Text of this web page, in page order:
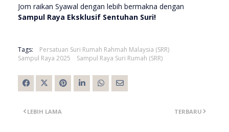
Jom raikan Syawal dengan lebih bermakna dengan
Sampul Raya Eksklusif Sentuhan Suri!
Tags:
Persatuan Suri Rumah Rahmah Malaysia (SRR)
Sampul Raya 2025
Sampul Raya Suri Rumah (SRR)
TERBARU
LEBIH LAMA